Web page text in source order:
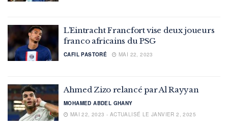
L’Eintracht Francfort vise deux joueurs
franco africains du PSG
CAFIL PASTORÉ MAI 22, 2023
Ahmed Zizo relancé par Al Rayyan
MOHAMED ABDEL GHANY
MAI 22, 2023 - ACTUALISÉ LE JANVIER 2, 2025